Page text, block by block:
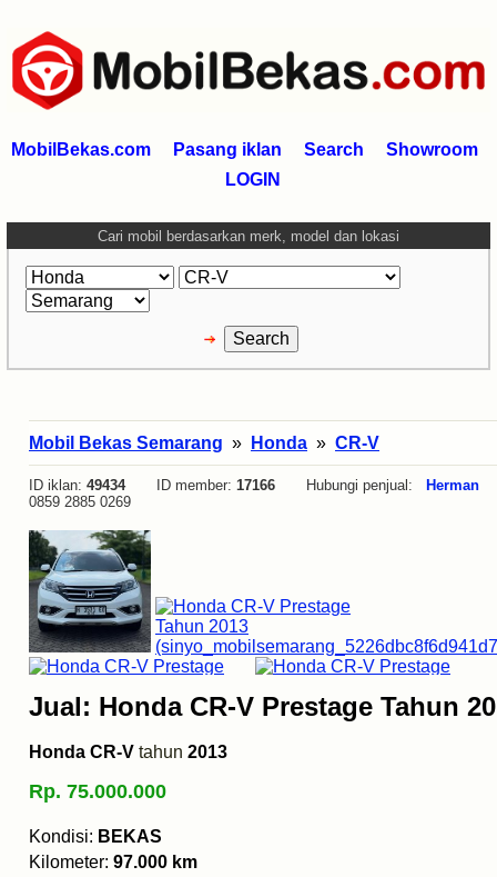
MobilBekas.com Pasang iklan Search
Showroom
LOGIN
Cari mobil berdasarkan merk, model dan lokasi
Mobil Bekas Semarang » Honda » CR-V
ID iklan: 49434ID member: 17166 Hubungi penjual:
Herman
0859 2885 0269
Jual: Honda CR-V Prestage Tahun
Honda CR-V tahun 2013
Rp. 75.000.000
Kondisi: BEKAS
Kilometer: 97.000 km